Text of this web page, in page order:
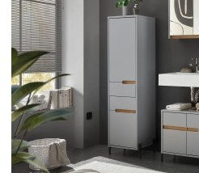
Möbel-
Konfigurator
0%
Finanzierung
Markenwelt